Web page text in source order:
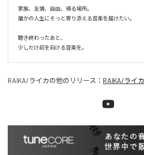
家族、友情、自由、帰る場所。
誰かの人生にそっと寄り添える音楽を届けたい。
聴き終わったあと、
少しだけ前を向ける音楽を。
RAIKA/ライカの他のリリース： RAIKA/ライカ